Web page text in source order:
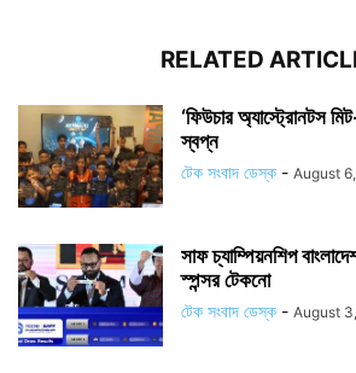
RELATED
‘ফিউচার অ্যাস্ট্রোনটস
স্বপ্ন
টেক সংবাদ ডেস্ক - August
সাফ চ্যাম্পিয়নশিপ
স্পন্সর টেকনো
টেক সংবাদ ডেস্ক - August